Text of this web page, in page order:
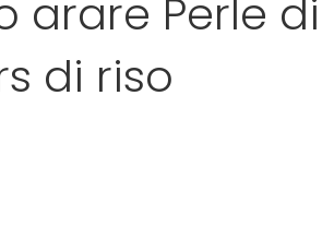
arare Perle di
di riso